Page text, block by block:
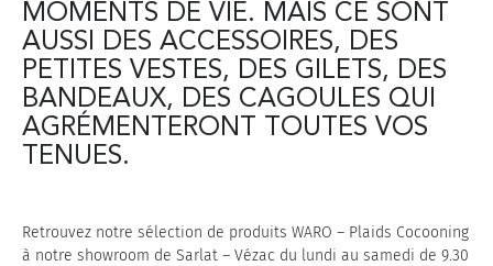
MOMENTS DE VIE. MAIS CE SONT
AUSSI DES ACCESSOIRES, DES
PETITES VESTES, DES GILETS, DES
BANDEAUX, DES CAGOULES QUI
AGRÉMENTERONT TOUTES VOS
TENUES.
Retrouvez notre sélection de produits WARO – Plaids Cocooning
à notre showroom de Sarlat – Vézac du lundi au samedi de 9.30